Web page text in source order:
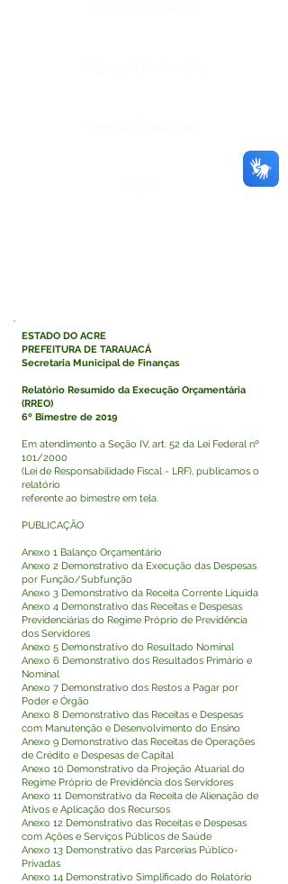
ESTADO DO ACRE
PREFEITURA DE TARAUACÁ
Secretaria Municipal de Finanças
Relatório Resumido da Execução Orçamentária
(RREO)
6º Bimestre de 2019
Em atendimento a Seção IV, art. 52 da Lei Federal nº
101/2000
(Lei de Responsabilidade Fiscal - LRF), publicamos o
relatório
referente ao bimestre em tela.
PUBLICAÇÃO
Anexo 1 Balanço Orçamentário
Anexo 2 Demonstrativo da Execução das Despesas
por Função/Subfunção
Anexo 3 Demonstrativo da Receita Corrente Líquida
Anexo 4 Demonstrativo das Receitas e Despesas
Previdenciárias do Regime Próprio de Previdência
dos Servidores
Anexo 5 Demonstrativo do Resultado Nominal
Anexo 6 Demonstrativo dos Resultados Primário e
Nominal
Anexo 7 Demonstrativo dos Restos a Pagar por
Poder e Órgão
Anexo 8 Demonstrativo das Receitas e Despesas
com Manutenção e Desenvolvimento do Ensino
Anexo 9 Demonstrativo das Receitas de Operações
de Crédito e Despesas de Capital
Anexo 10 Demonstrativo da Projeção Atuarial do
Regime Próprio de Previdência dos Servidores
Anexo 11 Demonstrativo da Receita de Alienação de
Ativos e Aplicação dos Recursos
Anexo 12 Demonstrativo das Receitas e Despesas
com Ações e Serviços Públicos de Saúde
Anexo 13 Demonstrativo das Parcerias Público-
Privadas
Anexo 14 Demonstrativo Simplificado do Relatório